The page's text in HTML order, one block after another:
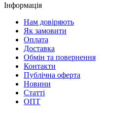
Інформація
Нам довіряють
Як замовити
Оплата
Доставка
Обмін та повернення
Контакти
Публічна оферта
Новини
Статті
ОПТ